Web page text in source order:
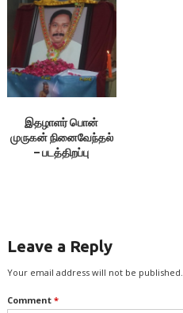
திருவள்ளுவன்
இதழாளர் பொன்
முருகன் நினைவேந்தல்
– படத்திறப்பு
Leave a Reply
Your email address will not be published.
Comment *